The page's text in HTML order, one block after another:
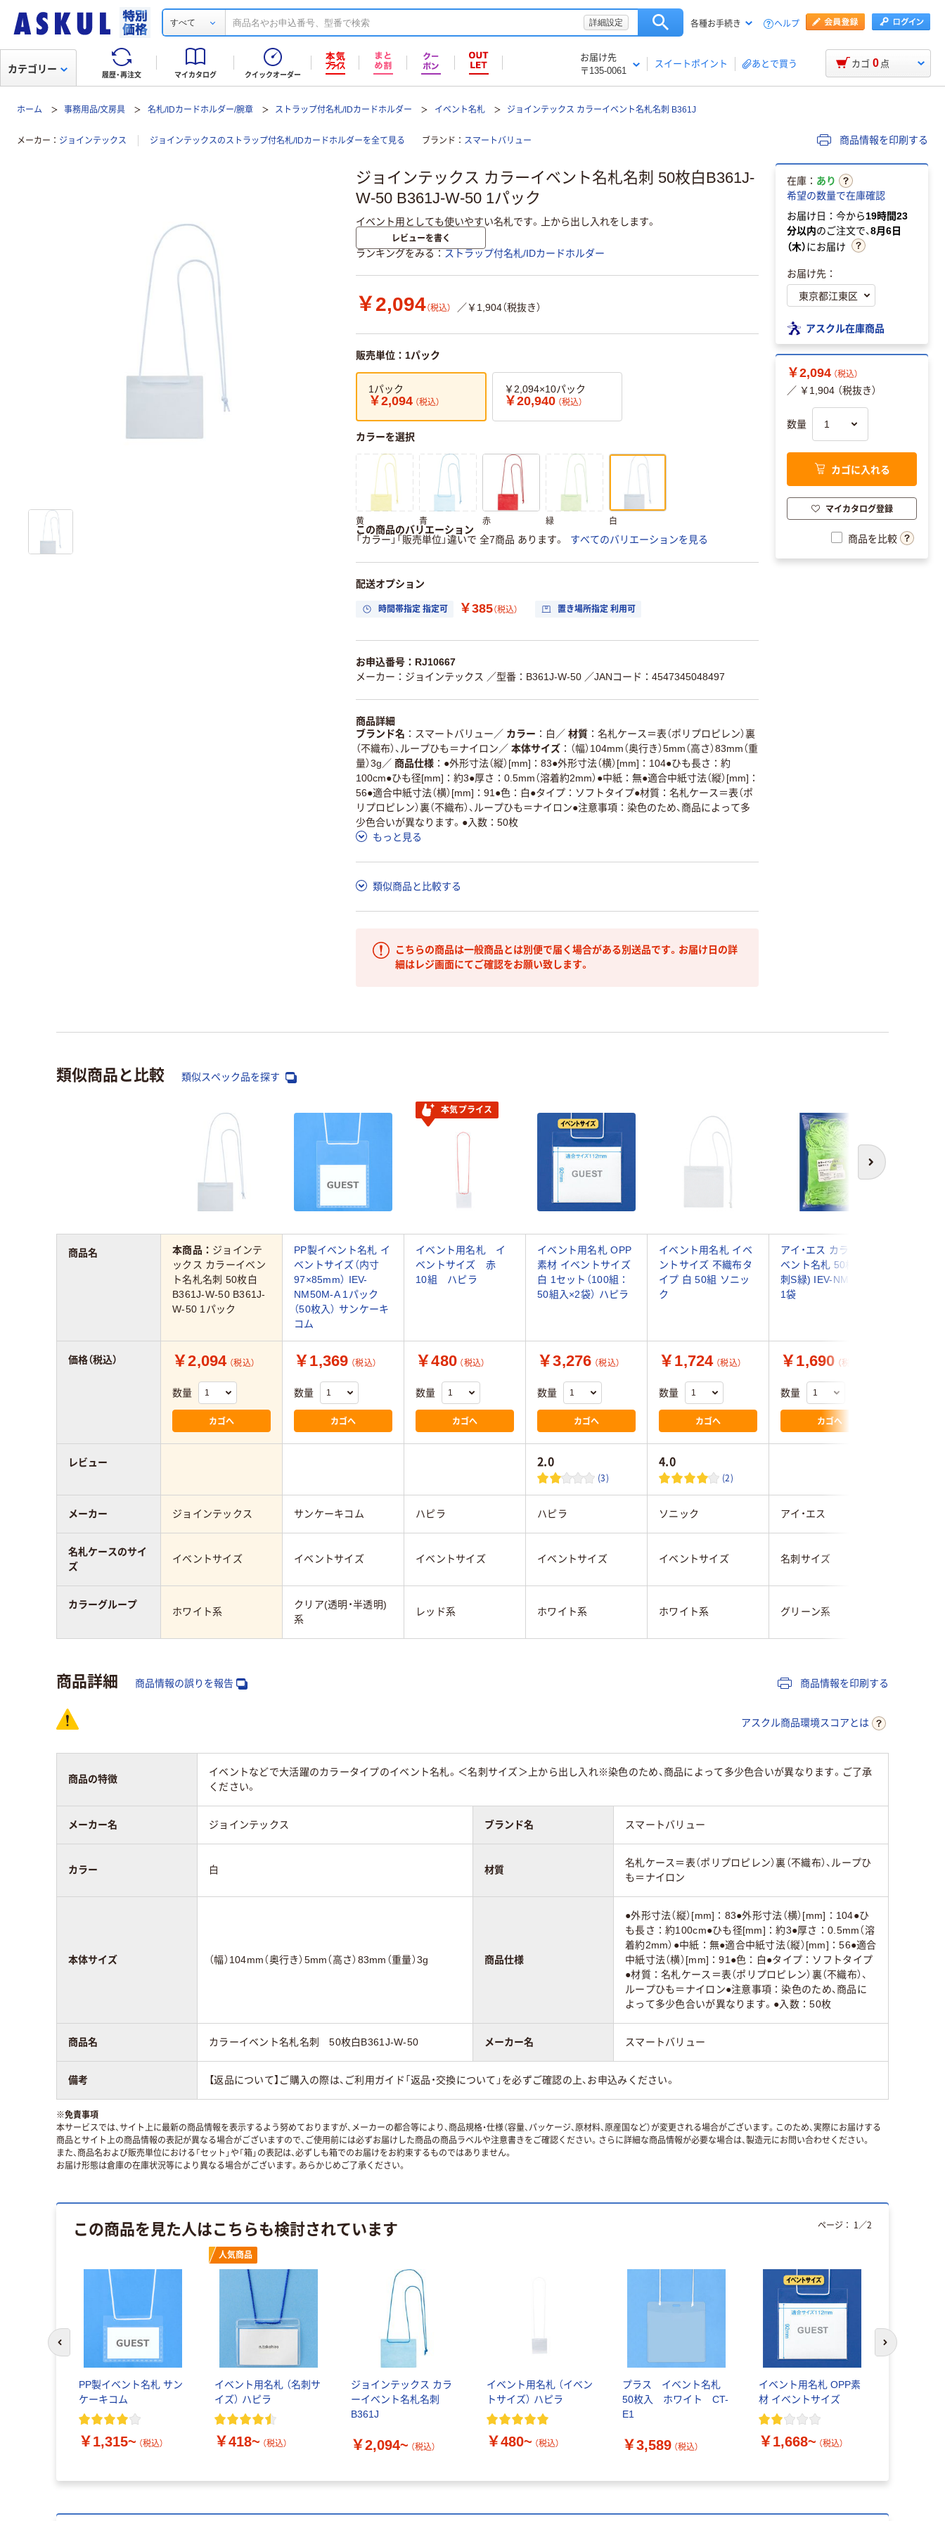
すべて 詳細設定 各種お手続き ヘルプ
履歴・再注文 マイカタログ クイックオーダー
お届け先
〒135-0061
スイートポイント あとで買う
カテゴリー カゴ 0 点
ホーム 事務用品/文房具 名札/IDカードホルダー/腕章 ストラップ付名札/IDカードホルダー イベント名札 ジョインテックス カラーイベント名札名刺 B361J
メーカー ジョインテックス ジョインテックスのストラップ付名札/IDカードホルダーを全て見る ブランド スマートバリュー 商品情報を印刷する
ジョインテックス カラーイベント名札名刺 50枚白B361J-
W-50 B361J-W-50 1パック
イベント用としても使いやすい名札です。上から出し入れをします。
レビューを書く
ランキングをみる ストラップ付名札/IDカードホルダー
￥2,094（税込） ／￥1,904（税抜き）
販売単位：1パック
1パック
￥2,094 （税込）
￥2,094×10パック
￥20,940 （税込）
カラーを選択
黄 青 赤 緑 白
この商品のバリエーション
「カラー」「販売単位」違いで 全7商品 あります。
すべてのバリエーションを見る
配送オプション
時間帯指定 指定可 ￥385（税込） 置き場所指定 利用可
お申込番号：RJ10667
メーカー：ジョインテックス ／型番：B361J-W-50 ／JANコード：4547345048497
商品詳細
ブランド名
スマートバリュー ／ カラー 白 ／ 材質
名札ケース＝表（ポリプロピレン）裏
（不織布）、ループひも＝ナイロン ／ 本体サイズ
（幅）104mm（奥行き）5mm（高さ）83mm（重
量）3g ／ 商品仕様
●外形寸法（縦）[mm]：83●外形寸法（横）[mm]：104●ひも長さ：約
100cm●ひも径[mm]：約3●厚さ：0.5mm（溶着約2mm）●中紙：無●適合中紙寸法（縦）[mm]：
56●適合中紙寸法（横）[mm]：91●色：白●タイプ：ソフトタイプ●材質：名札ケース＝表（ポ
リプロピレン）裏（不織布）、ループひも＝ナイロン●注意事項：染色のため、商品によって多
少色合いが異なります。●入数：50枚
もっと見る
類似商品と比較する
こちらの商品は一般商品とは別便で届く場合がある別送品です。お届け日の詳
細はレジ画面にてご確認をお願い致します。
在庫： あり
希望の数量で在庫確認
お届け日：今から19時間23
分以内のご注文で、8月6日
（木）にお届け
お届け先：
アスクル在庫商品
￥2,094 （税込）
／ ￥1,904 （税抜き）
数量
カゴに入れる
マイカタログ登録
商品を比較
類似商品と比較 類似スペック品を探す
次へ
本気プライス
本商品： ジョインテ
ックス カラーイベン
ト名札名刺 50枚白
B361J-W-50 B361J-
W-50 1パック
PP製イベント名札 イ
ベントサイズ（内寸
97×85mm） IEV-
NM50M-A 1パック
（50枚入） サンケーキ
コム
イベント用名札 イ
ベントサイズ 赤
10組 ハピラ
イベント用名札 OPP
素材 イベントサイズ
白 1セット（100組：
50組入×2袋） ハピラ
イベント用名札 イベ
ントサイズ 不織布タ
イプ 白 50組 ソニッ
ク
アイ・エス カラーイ
ベント名札 50枚(名
刺S緑) IEV-NM50S-G
1袋
￥2,094 （税込）
数量
カゴへ
￥1,369 （税込）
数量
カゴへ
￥480 （税込）
数量
カゴへ
￥3,276 （税込）
数量
カゴへ
￥1,724 （税込）
数量
カゴへ
￥1,690 （税込）
数量
カゴへ
2.0
(3)
4.0
(2)
ジョインテックス サンケーキコム ハピラ ハピラ ソニック アイ・エス
イベントサイズ イベントサイズ イベントサイズ イベントサイズ イベントサイズ 名刺サイズ
ホワイト系
クリア(透明・半透明)
系
レッド系 ホワイト系 ホワイト系 グリーン系
商品名
価格（税込）
レビュー
メーカー
名札ケースのサイ
ズ
カラーグループ
商品詳細 商品情報の誤りを報告 商品情報を印刷する
アスクル商品環境スコアとは
商品の特徴
イベントなどで大活躍のカラータイプのイベント名札。＜名刺サイズ＞上から出し入れ※染色のため、商品によって多少色合いが異なります。ご了承
ください。
メーカー名 ジョインテックス ブランド名 スマートバリュー
カラー 白 材質
名札ケース＝表（ポリプロピレン）裏（不織布）、ループひ
も＝ナイロン
本体サイズ （幅）104mm（奥行き）5mm（高さ）83mm（重量）3g 商品仕様
●外形寸法（縦）[mm]：83●外形寸法（横）[mm]：104●ひ
も長さ：約100cm●ひも径[mm]：約3●厚さ：0.5mm（溶
着約2mm）●中紙：無●適合中紙寸法（縦）[mm]：56●適合
中紙寸法（横）[mm]：91●色：白●タイプ：ソフトタイプ
●材質：名札ケース＝表（ポリプロピレン）裏（不織布）、
ループひも＝ナイロン●注意事項：染色のため、商品に
よって多少色合いが異なります。●入数：50枚
商品名 カラーイベント名札名刺 50枚白B361J-W-50 メーカー名 スマートバリュー
備考 【返品について】ご購入の際は、ご利用ガイド「返品・交換について」を必ずご確認の上、お申込みください。
※免責事項
本サービスでは、サイト上に最新の商品情報を表示するよう努めておりますが、メーカーの都合等により、商品規格・仕様（容量、パッケージ、原材料、原産国など）が変更される場合がございます。このため、実際にお届けする
商品とサイト上の商品情報の表記が異なる場合がございますので、ご使用前には必ずお届けした商品の商品ラベルや注意書きをご確認ください。さらに詳細な商品情報が必要な場合は、製造元にお問い合わせください。
また、商品名および販売単位における「セット」や「箱」の表記は、必ずしも箱でのお届けをお約束するものではありません。
お届け形態は倉庫の在庫状況等により異なる場合がございます。あらかじめご了承ください。
この商品を見た人はこちらも検討されています
PP製イベント名札 サン
ケーキコム
￥1,315~ （税込）
人気商品
イベント用名札 （名刺サ
イズ） ハピラ
￥418~ （税込）
ジョインテックス カラ
ーイベント名札名刺
B361J
￥2,094~ （税込）
イベント用名札 （イベン
トサイズ） ハピラ
￥480~ （税込）
プラス イベント名札
50枚入 ホワイト CT-
E1
￥3,589 （税込）
イベント用名札 OPP素
材 イベントサイズ
￥1,668~ （税込）
ページ： 1 ／2
前のスライドへ 次のスライド